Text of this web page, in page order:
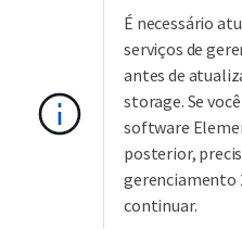
É necessário
serviços de
antes de
storage. Se
software
posterior,
gerenciamento
continuar.